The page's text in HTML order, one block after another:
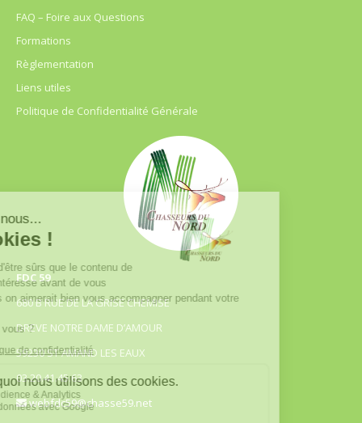
FAQ – Foire aux Questions
Formations
Règlementation
Liens utiles
Politique de Confidentialité Générale
FDC 59
680 B RUE DE LA GRISE CHEMISE
DREVE NOTRE DAME D’AMOUR
59230 ST AMAND LES EAUX
03.20.41.45.63
webfdc59@chasse59.net